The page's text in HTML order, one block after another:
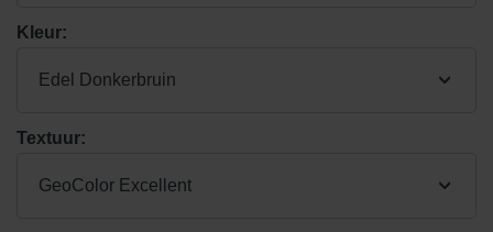
Kleur:
Edel Donkerbruin
Textuur:
GeoColor Excellent